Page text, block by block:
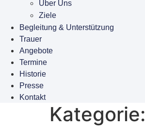
Über Uns
Ziele
Begleitung & Unterstützung
Trauer
Angebote
Termine
Historie
Presse
Kontakt
Kategorie: